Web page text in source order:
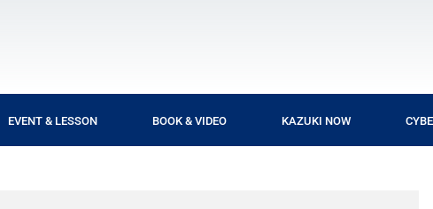
EVENT & LESSON BOOK & VIDEO KAZUKI NOW